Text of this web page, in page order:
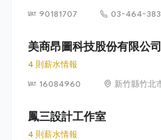
90181707
03-464-
美商昂圖科技股份有限公司
4 則薪水情報
16084960
新竹縣竹北
鳳三設計工作室
4 則薪水情報